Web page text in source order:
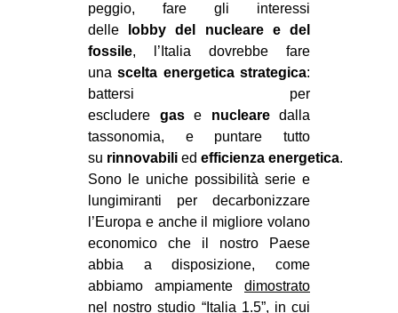
peggio, fare gli interessi
delle
lobby del nucleare e del
fossile, l’Italia dovrebbe fare
unascelta energetica strategica:
battersi per
escludere gase nuclearedalla
tassonomia, e puntare tutto
su rinnovabili ed efficienza energetica.
Sono le uniche possibilità serie e
lungimiranti per decarbonizzare
l’Europa e anche il migliore volano
economico che il nostro Paese
abbia a disposizione, come
abbiamo ampiamente dimostrato
nel nostro studio “Italia 1.5”, in cui